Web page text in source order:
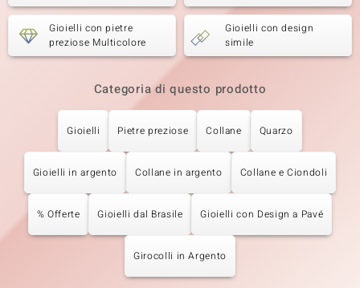
Gioielli con pietre
preziose Multicolore
Gioielli con design
simile
Categoria di questo prodotto
Gioielli Pietre preziose Collane Quarzo
Gioielli in argento Collane in argento Collane e Ciondoli
% Offerte Gioielli dal Brasile Gioielli con Design a Pavé
Girocolli in Argento